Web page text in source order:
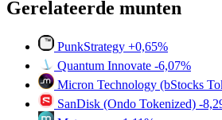
Gerelateerde munten
PunkStrategy +0,65%
Quantum Innovate -6,07%
Micron Technology (bStocks
SanDisk (Ondo Tokenized) -